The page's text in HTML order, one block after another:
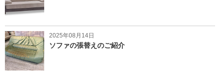
2025年08月14日
ソファの張替えのご紹介